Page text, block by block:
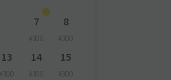
7
¥300
8
¥300
13
¥300
14
¥300
15
¥300